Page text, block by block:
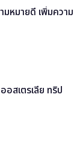
หมายดี เพิ่มความ
อสเตรเลีย ทริป